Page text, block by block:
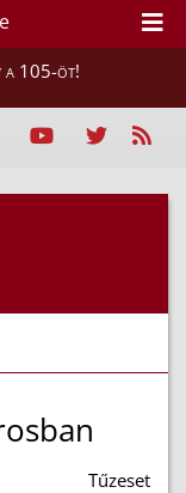
a 105-öt!
Tűzeset